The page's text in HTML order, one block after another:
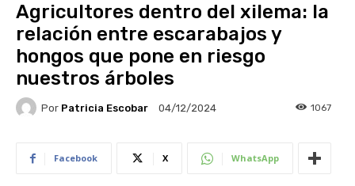
Agricultores dentro del xilema: la
relación entre escarabajos y
hongos que pone en riesgo
nuestros árboles
Por Patricia Escobar 04/12/2024 1067
Facebook X WhatsApp